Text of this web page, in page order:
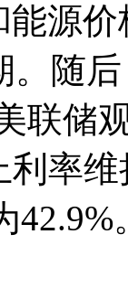
源
。随
联储
率
42.9%